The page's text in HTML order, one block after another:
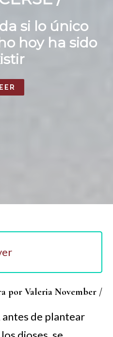
si lo único
hoy ha sido
por Valeria November /
antes de plantear